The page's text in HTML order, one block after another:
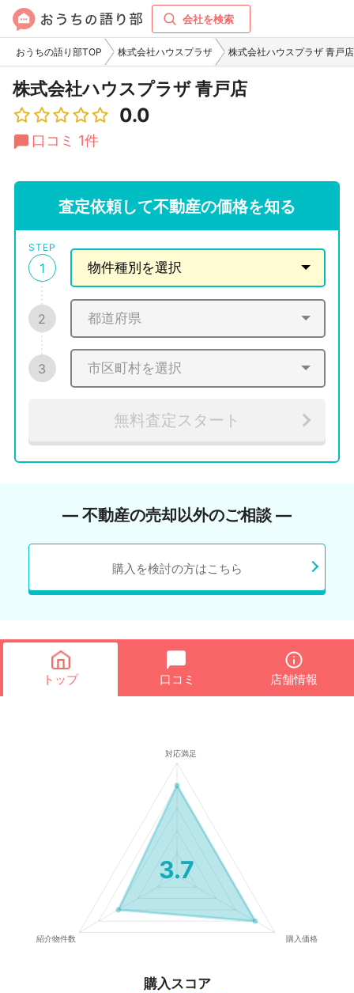
会社を検索
おうちの語り部TOP 株式会社ハウスプラザ 株式会社ハウスプラザ 青戸
株式会社ハウスプラザ 青戸店
0.0
口コミ 1件
査定依頼して不動産の価格を知る
STEP
1
2
3
無料査定スタート
― 不動産の売却以外のご相談 ―
購入を検討の方はこちら
トップ 口コミ 店舗情報
3.7
購入スコア